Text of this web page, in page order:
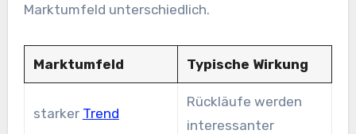
Marktumfeld unterschiedlich.
Marktumfeld Typische Wirkung
starker Trend
Rückläufe werden
interessanter